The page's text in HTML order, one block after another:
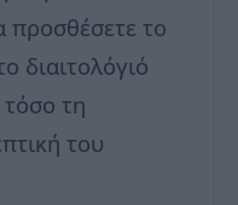
προσθέσετε το
διαιτολόγιό
τόσο τη
του